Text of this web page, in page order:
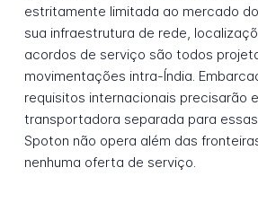
estritamente limitada ao mercado
sua infraestrutura de rede,
acordos de serviço são todos
movimentações intra-Índia.
requisitos internacionais precisarão
transportadora separada para
Spoton não opera além das
nenhuma oferta de serviço.